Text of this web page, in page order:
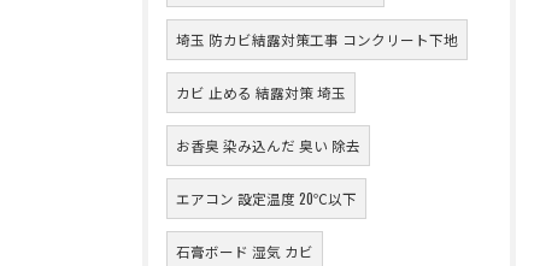
埼玉 防カビ結露対策工事 コンクリート下地
カビ 止める 結露対策 埼玉
お香臭 染み込んだ 臭い 除去
エアコン 設定温度 20℃以下
石膏ボード 湿気 カビ